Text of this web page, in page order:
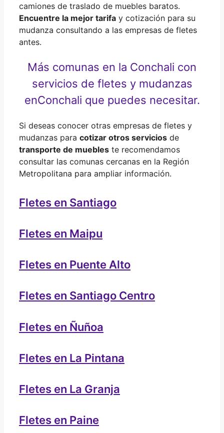
camiones de traslado de muebles baratos.
Encuentre la mejor tarifa y cotización para su
mudanza consultando a las empresas de fletes
antes.
Más comunas en la Conchali con
servicios de fletes y mudanzas
enConchali que puedes necesitar.
Si deseas conocer otras empresas de fletes y
mudanzas para cotizar otros servicios de
transporte de muebles te recomendamos
consultar las comunas cercanas en la Región
Metropolitana para ampliar información.
Fletes en Santiago
Fletes en Maipu
Fletes en Puente Alto
Fletes en Santiago Centro
Fletes en Ñuñoa
Fletes en La Pintana
Fletes en La Granja
Fletes en Paine